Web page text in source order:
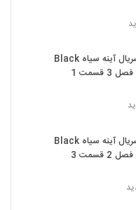
دانلود سریال آینه سیاه Black
دانلود سریال آینه سیاه Black